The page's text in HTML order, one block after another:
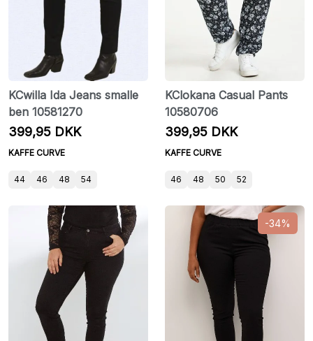
KCwilla Ida Jeans smalle
ben 10581270
399,95 DKK
KAFFE CURVE
44 46 48 54
KClokana Casual Pants
10580706
399,95 DKK
KAFFE CURVE
46 48 50 52
-34%